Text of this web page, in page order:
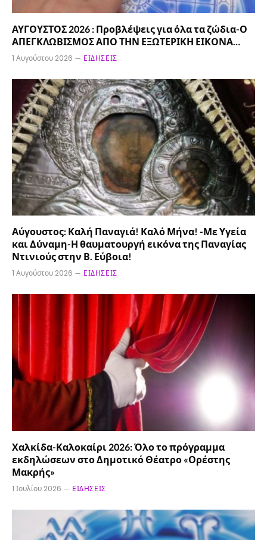
ΑΥΓΟΥΣΤΟΣ 2026 : Προβλέψεις για όλα τα ζώδια-Ο
ΑΠΕΓΚΛΩΒΙΣΜΟΣ ΑΠΟ ΤΗΝ ΕΞΩΤΕΡΙΚΗ ΕΙΚΟΝΑ…
1 Αυγούστου 2026 ΕΙΔΉΣΕΙΣ
Αύγουστος: Καλή Παναγιά! Καλό Μήνα! -Με Υγεία
και Δύναμη-Η θαυματουργή εικόνα της Παναγίας
Ντινιούς στην Β. Εύβοια!
1 Αυγούστου 2026 ΕΙΔΉΣΕΙΣ
Χαλκίδα-Καλοκαίρι 2026: Όλο το πρόγραμμα
εκδηλώσεων στο Δημοτικό Θέατρο «Ορέστης
Μακρής»
1 Ιουλίου 2026 ΕΙΔΉΣΕΙΣ